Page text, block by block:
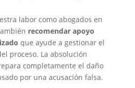
labor como abogados en
recomendar apoyo
que ayude a gestionar el
proceso. La absolución
completamente el daño
por una acusación falsa.